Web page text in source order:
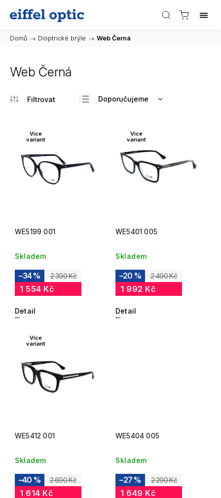
Domů / Dioptrické brýle / Web Černá
Web Černá
Doporučujeme
Nejdražší
Abecedně
Více
variant
WE5199 001
Skladem
2 390 Kč
–34 %
1 554 Kč
Detail
Více
variant
WE5401 005
Skladem
2 490 Kč
–20 %
1 992 Kč
Detail
Více
variant
WE5412 001
Skladem
2 690 Kč
–40 %
1 614 Kč
WE5404 005
Skladem
2 290 Kč
–27 %
1 649 Kč